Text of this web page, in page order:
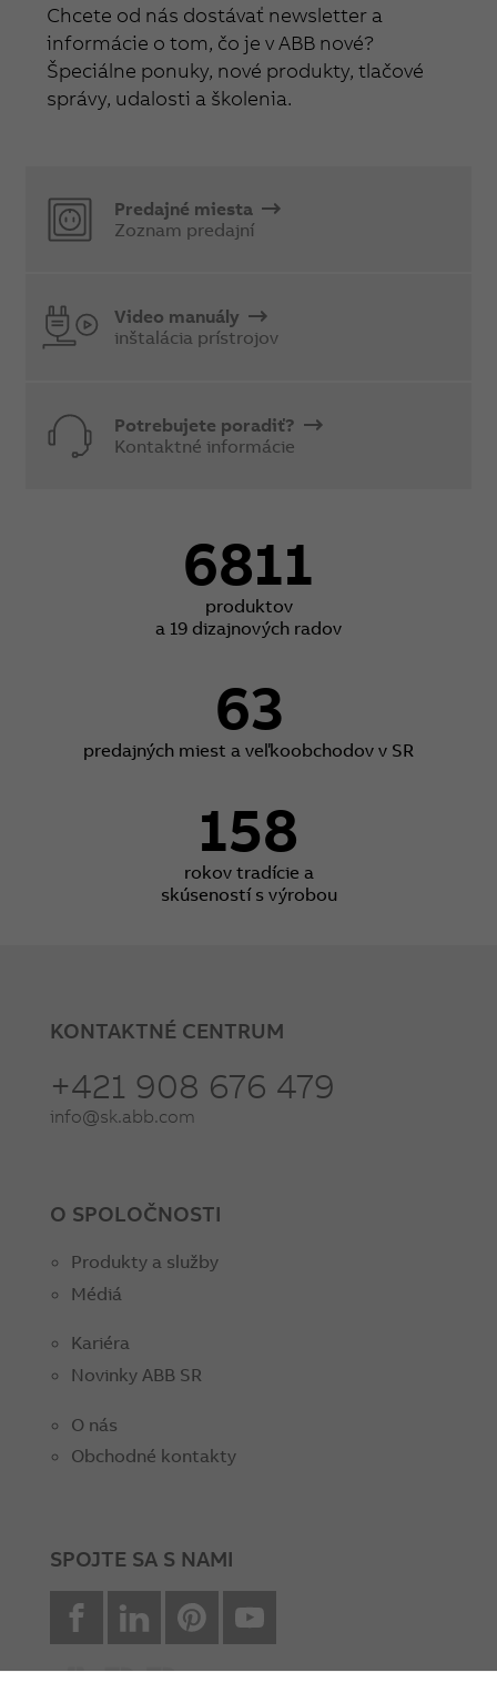
Chcete od nás dostávať newsletter a
informácie o tom, čo je v ABB nové?
Špeciálne ponuky, nové produkty, tlačové
správy, udalosti a školenia.
Predajné miesta
Zoznam predajní
Video manuály
inštalácia prístrojov
Potrebujete poradiť?
Kontaktné informácie
6811
produktov
a 19 dizajnových radov
63
predajných miest a veľkoobchodov v SR
158
rokov tradície a
skúseností s výrobou
KONTAKTNÉ CENTRUM
+421 908 676 479
info@sk.abb.com
O SPOLOČNOSTI
Produkty a služby
Médiá
Kariéra
Novinky ABB SR
O nás
Obchodné kontakty
SPOJTE SA S NAMI
facebookLinkedin Pinterest